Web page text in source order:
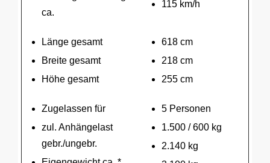
ca.
115 km/h
Länge gesamt
Breite gesamt
Höhe gesamt
618 cm
218 cm
255 cm
Zugelassen für
zul. Anhängelast
gebr./ungebr.
5 Personen
1.500 / 600 kg
2.140 kg